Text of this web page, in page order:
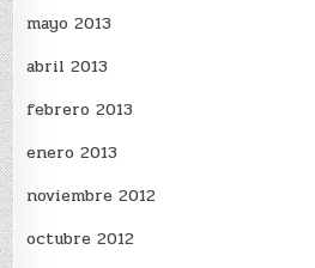
mayo 2013
abril 2013
febrero 2013
enero 2013
noviembre 2012
octubre 2012